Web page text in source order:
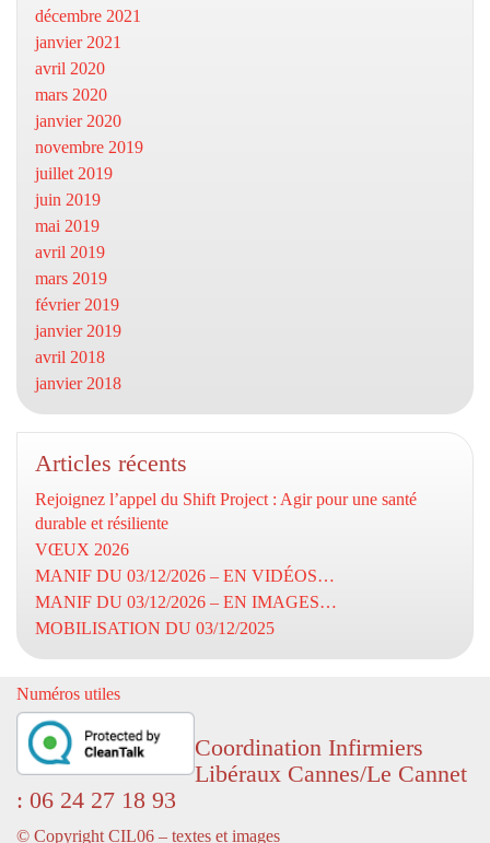
décembre 2021
janvier 2021
avril 2020
mars 2020
janvier 2020
novembre 2019
juillet 2019
juin 2019
mai 2019
avril 2019
mars 2019
février 2019
janvier 2019
avril 2018
janvier 2018
Articles récents
Rejoignez l’appel du Shift Project : Agir pour une santé
durable et résiliente
VŒUX 2026
MANIF DU 03/12/2026 – EN VIDÉOS…
MANIF DU 03/12/2026 – EN IMAGES…
MOBILISATION DU 03/12/2025
Numéros utiles
Coordination Infirmiers
Libéraux Cannes/Le Cannet
: 06 24 27 18 93
© Copyright CIL06 – textes et images